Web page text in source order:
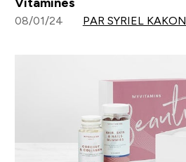
Vitamines
08/01/24 PAR SYRIEL KAKON